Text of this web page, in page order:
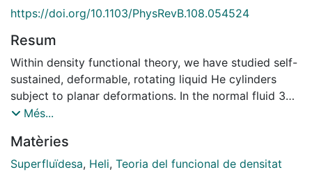
https://doi.org/10.1103/PhysRevB.108.054524
Resum
Within density functional theory, we have studied self-
sustained, deformable, rotating liquid He cylinders
subject to planar deformations. In the normal fluid 3He
case, the kinetic energy has been incorporated in a
4He case, our approach takes into account its
superfluid character. For this study, we have chosen to
Més...
Matèries
Superfluïdesa, Heli, Teoria del funcional de densitat